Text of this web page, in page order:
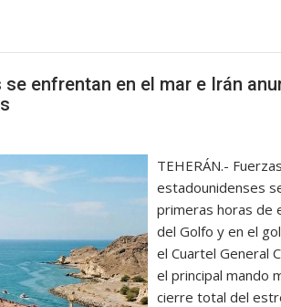
enfrentan en el mar e Irán
TEHERÁN.-
estadounidenses
primeras horas de
del Golfo y en el
el Cuartel General
el principal mando
cierre total del